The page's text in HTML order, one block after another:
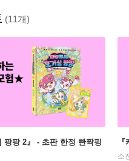
(11개)
팡팡 2』 - 초판 한정 빤짝핑
소